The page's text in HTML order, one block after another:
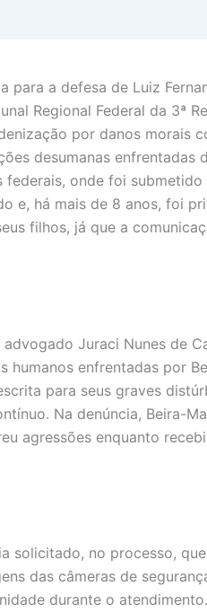
para a defesa de Luiz
Regional Federal da 3ª
por danos morais
desumanas enfrentadas
federais, onde foi
e, há mais de 8 anos, foi
filhos, já que a
Juraci Nunes de
humanos enfrentadas por
para seus graves
Na denúncia, Beira-
agressões enquanto
solicitado, no processo,
das câmeras de
durante o